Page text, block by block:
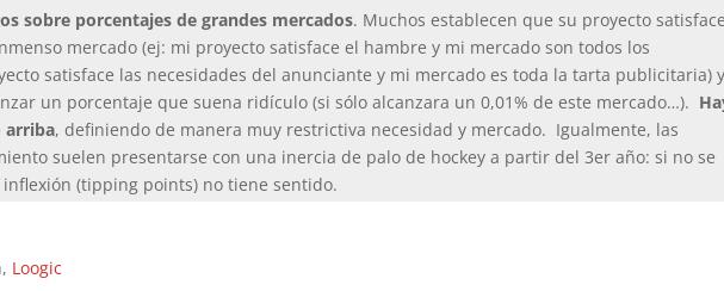
sobre porcentajes de grandes mercados. Muchos establecen que su proyecto satisface
mercado (ej: mi proyecto satisface el hambre y mi mercado son todos los
satisface las necesidades del anunciante y mi mercado es toda la tarta publicitaria) y
un porcentaje que suena ridículo (si sólo alcanzara un 0,01% de este mercado…).
arriba, definiendo de manera muy restrictiva necesidad y mercado. Igualmente, las
suelen presentarse con una inercia de palo de hockey a partir del 3er año: si no se
(tipping points) no tiene sentido.
Loogic